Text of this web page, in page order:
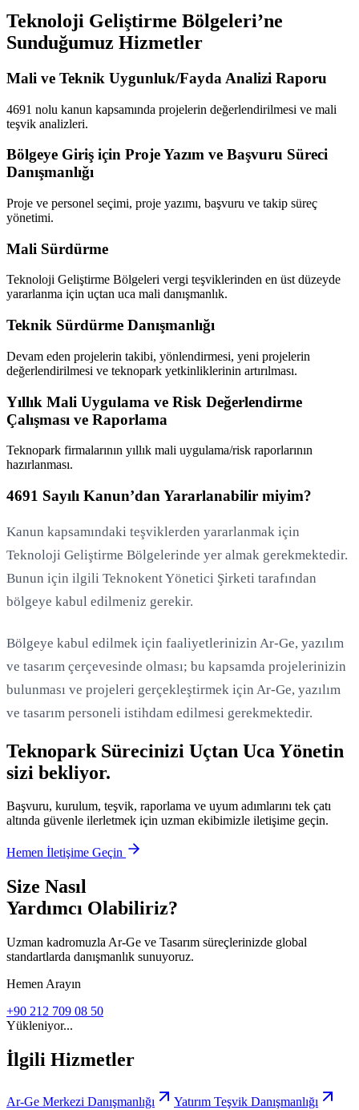
Teknoloji Geliştirme Bölgeleri’ne
Sunduğumuz Hizmetler
Mali ve Teknik Uygunluk/Fayda Analizi Raporu
4691 nolu kanun kapsamında projelerin değerlendirilmesi ve mali
teşvik analizleri.
Bölgeye Giriş için Proje Yazım ve Başvuru Süreci
Danışmanlığı
Proje ve personel seçimi, proje yazımı, başvuru ve takip süreç
yönetimi.
Mali Sürdürme
Teknoloji Geliştirme Bölgeleri vergi teşviklerinden en üst düzeyde
yararlanma için uçtan uca mali danışmanlık.
Teknik Sürdürme Danışmanlığı
Devam eden projelerin takibi, yönlendirmesi, yeni projelerin
değerlendirilmesi ve teknopark yetkinliklerinin artırılması.
Yıllık Mali Uygulama ve Risk Değerlendirme
Çalışması ve Raporlama
Teknopark firmalarının yıllık mali uygulama/risk raporlarının
hazırlanması.
4691 Sayılı Kanun’dan Yararlanabilir miyim?
Kanun kapsamındaki teşviklerden yararlanmak için
Teknoloji Geliştirme Bölgelerinde yer almak gerekmektedir.
Bunun için ilgili Teknokent Yönetici Şirketi tarafından
bölgeye kabul edilmeniz gerekir.
Bölgeye kabul edilmek için faaliyetlerinizin Ar-Ge, yazılım
ve tasarım çerçevesinde olması; bu kapsamda projelerinizin
bulunması ve projeleri gerçekleştirmek için Ar-Ge, yazılım
ve tasarım personeli istihdam edilmesi gerekmektedir.
Teknopark Sürecinizi Uçtan Uca Yönetin
sizi bekliyor.
Başvuru, kurulum, teşvik, raporlama ve uyum adımlarını tek çatı
altında güvenle ilerletmek için uzman ekibimizle iletişime geçin.
Hemen İletişime Geçin
Size Nasıl
Yardımcı Olabiliriz?
Uzman kadromuzla Ar-Ge ve Tasarım süreçlerinizde global
standartlarda danışmanlık sunuyoruz.
Hemen Arayın
+90 212 709 08 50
Yükleniyor...
İlgili Hizmetler
Ar-Ge Merkezi Danışmanlığı
Yatırım Teşvik Danışmanlığı